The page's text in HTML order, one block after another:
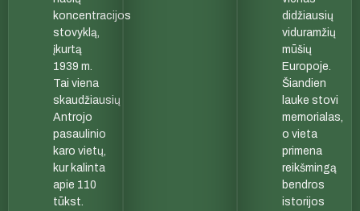
koncentracijos
stovyklą,
įkurtą
1939 m.
Tai viena
skaudžiausių
Antrojo
pasaulinio
karo vietų,
kur kalinta
apie 110
tūkst.
didžiausių
viduramžių
mūšių
Europoje.
Šiandien
lauke stovi
memorialas,
o vieta
primena
reikšmingą
bendros
istorijos